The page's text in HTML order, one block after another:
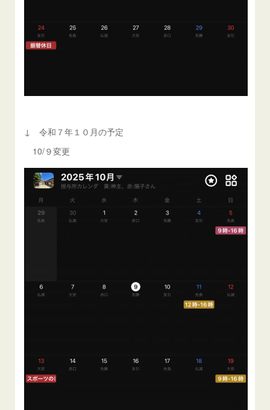
↓ 令和７年１０月の予定
10/９変更